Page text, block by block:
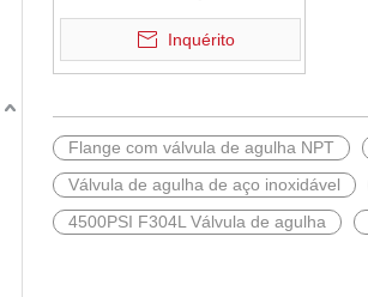
Inquérito
Flange com válvula de agulha NPT
Válvula de agulha de aço inoxidável
4500PSI F304L Válvula de agulha